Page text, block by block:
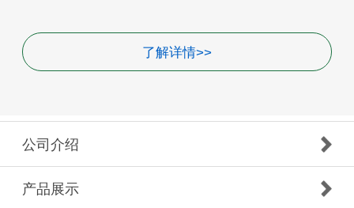
了解详情>>
公司介绍
产品展示